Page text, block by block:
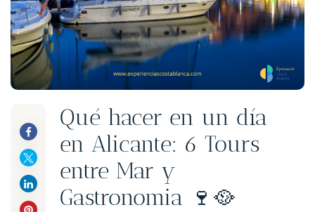
Qué hacer en un día
en Alicante: 6 Tours
entre Mar y
Gastronomia 🍷🥘